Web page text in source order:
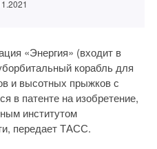
«Энергия» (входит в
корабль для
и высотных прыжков с
в патенте на изобретение,
институтом
передает ТАСС.